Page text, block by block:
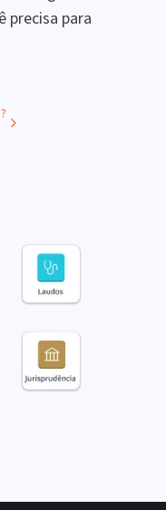
precisa para